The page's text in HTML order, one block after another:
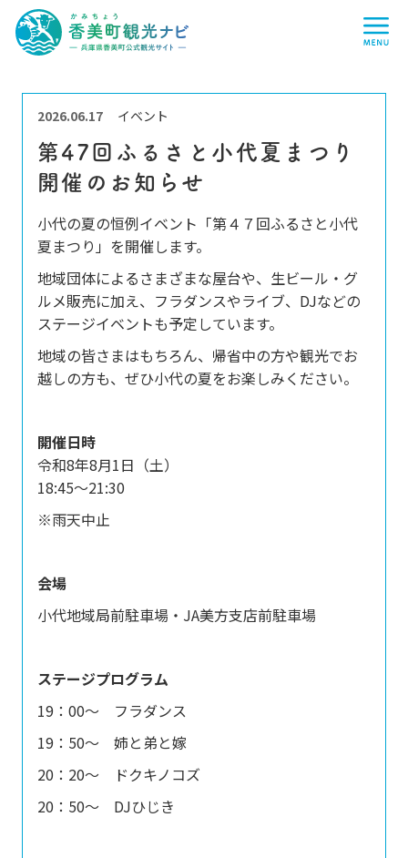
香
美
町
光
ナ
ビ
兵
庫
県
香
美
町
公
式
観
光
サ
イ
ト
-
第47回ふるさと小代夏まつり
開催のお知らせ
2026.06.17 イベント
小代の夏の恒例イベント「第４７回ふるさと小代
夏まつり」を開催します。
地域団体によるさまざまな屋台や、生ビール・グ
ルメ販売に加え、フラダンスやライブ、DJなどの
ステージイベントも予定しています。
地域の皆さまはもちろん、帰省中の方や観光でお
越しの方も、ぜひ小代の夏をお楽しみください。
開催日時
令和8年8月1日（土）
18:45～21:30
※雨天中止
会場
小代地域局前駐車場・JA美方支店前駐車場
ステージプログラム
19：00～ フラダンス
19：50～ 姉と弟と嫁
20：20～ ドクキノコズ
20：50～ DJひじき